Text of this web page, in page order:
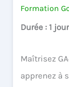
Formation
Durée : 1 jour
Maîtrisez
apprenez à